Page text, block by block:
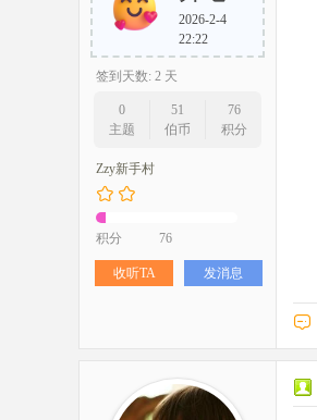
2026-2-4
22:22
签到天数: 2 天
0
主题
51
伯币
76
积分
Zzy新手村
积分 76
收听TA 发消息